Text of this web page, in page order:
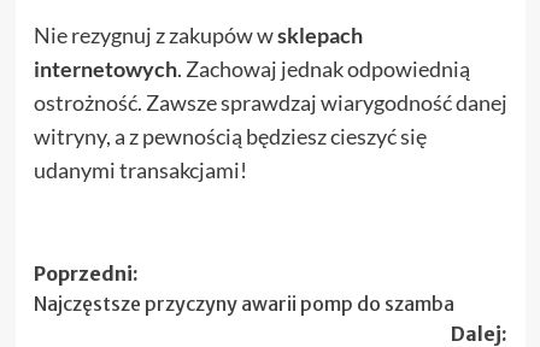
Nie rezygnuj z zakupów wsklepach
internetowych. Zachowaj jednak odpowiednią
ostrożność. Zawsze sprawdzaj wiarygodność danej
witryny, a z pewnością będziesz cieszyć się
udanymi transakcjami!
Zobacz
wpisy
Poprzedni:
Najczęstsze przyczyny awarii pomp do szamba
Dalej: